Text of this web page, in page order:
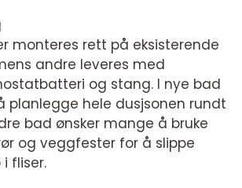
monteres rett på eksisterende
andre leveres med
og stang. I nye bad
planlegge hele dusjsonen rundt
bad ønsker mange å bruke
og veggfester for å slippe
fliser.